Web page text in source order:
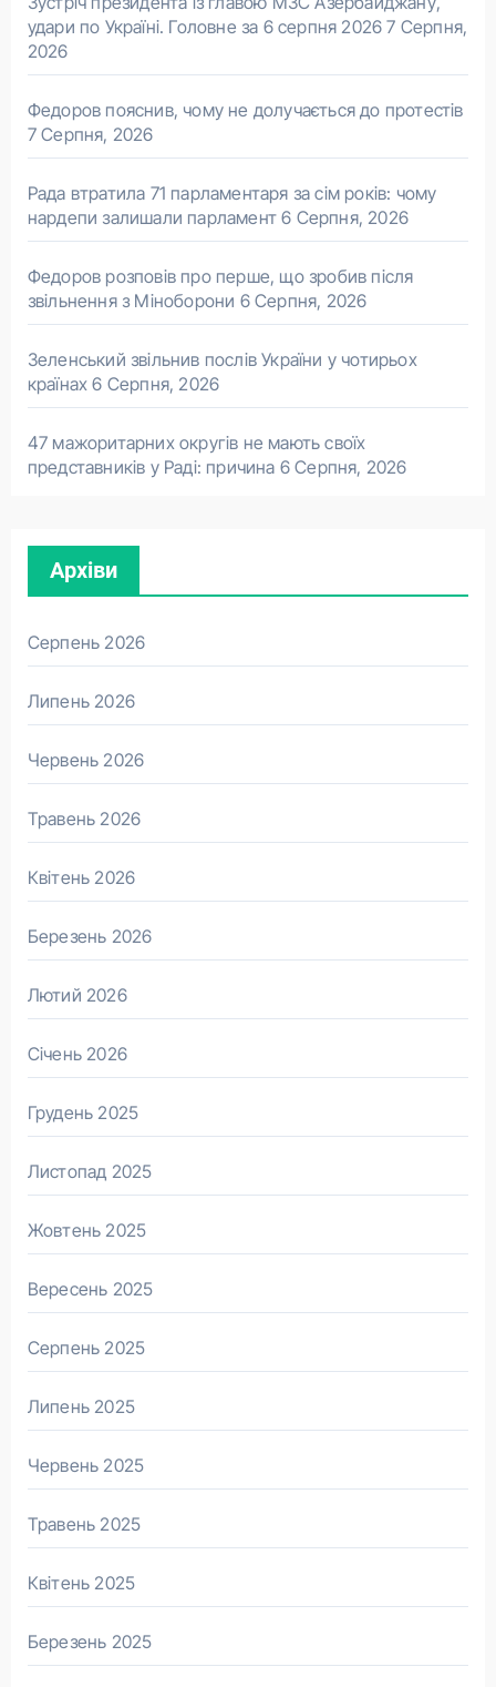
удари по Україні. Головне за 6 серпня 2026 7 Серпня,
2026
Федоров пояснив, чому не долучається до протестів
7 Серпня, 2026
Рада втратила 71 парламентаря за сім років: чому
нардепи залишали парламент 6 Серпня, 2026
Федоров розповів про перше, що зробив після
звільнення з Міноборони 6 Серпня, 2026
Зеленський звільнив послів України у чотирьох
країнах 6 Серпня, 2026
47 мажоритарних округів не мають своїх
представників у Раді: причина 6 Серпня, 2026
Архіви
Серпень 2026
Липень 2026
Червень 2026
Травень 2026
Квітень 2026
Березень 2026
Лютий 2026
Січень 2026
Грудень 2025
Листопад 2025
Жовтень 2025
Вересень 2025
Серпень 2025
Липень 2025
Червень 2025
Травень 2025
Квітень 2025
Березень 2025